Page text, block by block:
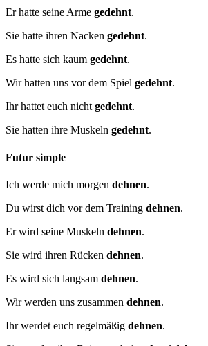
Er hatte seine Arme gedehnt.
Sie hatte ihren Nacken gedehnt.
Es hatte sich kaum gedehnt.
Wir hatten uns vor dem Spiel gedehnt.
Ihr hattet euch nicht gedehnt.
Sie hatten ihre Muskeln gedehnt.
Futur simple
Ich werde mich morgen dehnen.
Du wirst dich vor dem Training dehnen.
Er wird seine Muskeln dehnen.
Sie wird ihren Rücken dehnen.
Es wird sich langsam dehnen.
Wir werden uns zusammen dehnen.
Ihr werdet euch regelmäßig dehnen.